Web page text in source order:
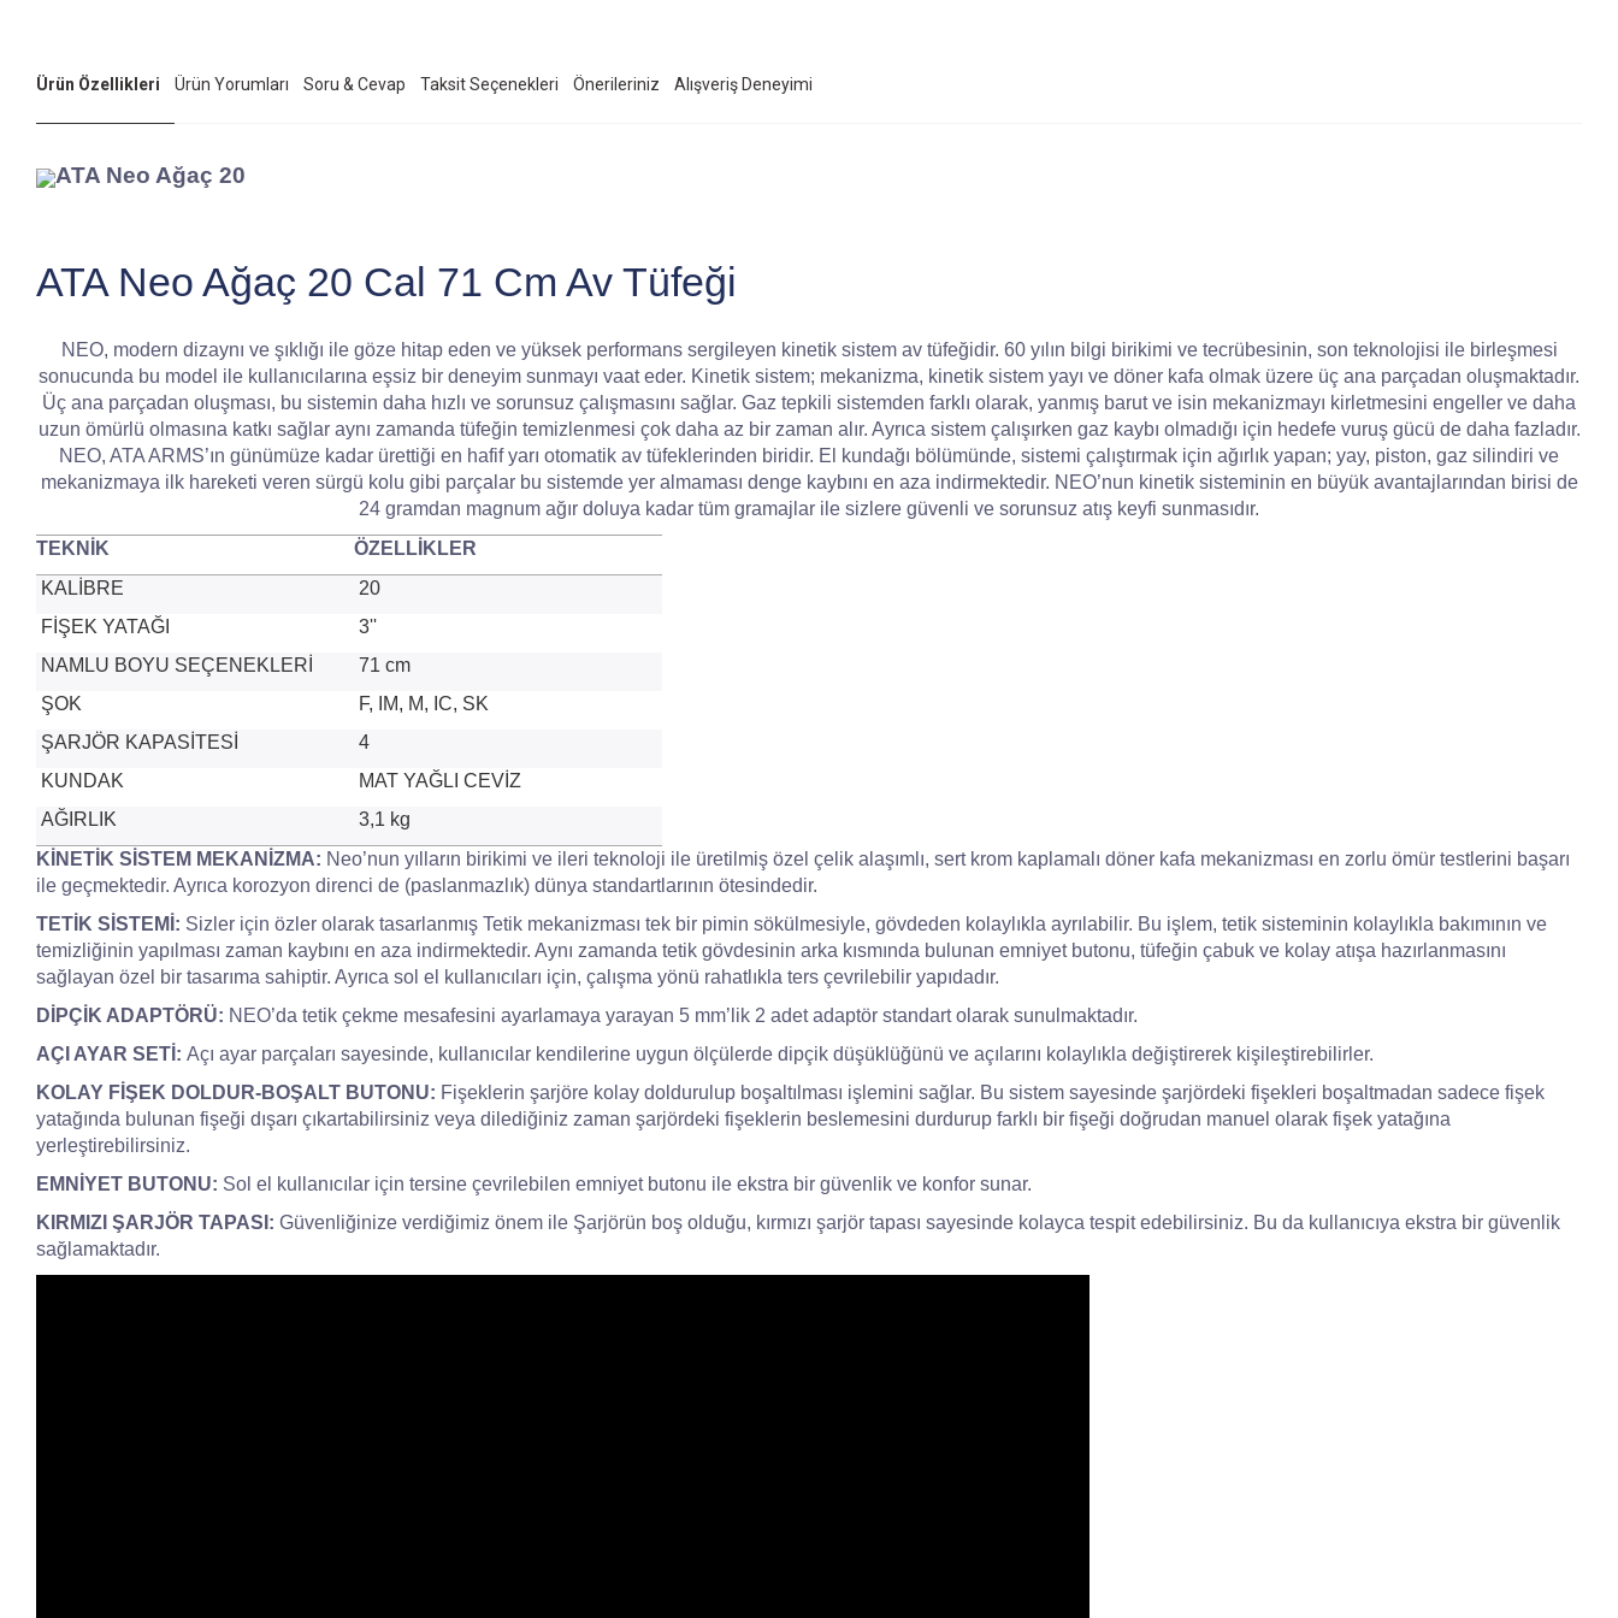
Ürün Özellikleri Ürün Yorumları Soru & Cevap Taksit Seçenekleri Önerileriniz Alışveriş Deneyimi
ATA Neo Ağaç 20
ATA Neo Ağaç 20 Cal 71 Cm Av Tüfeği
NEO, modern dizaynı ve şıklığı ile göze hitap eden ve yüksek performans sergileyen kinetik sistem av tüfeğidir. 60 yılın bilgi birikimi ve tecrübesinin, son teknolojisi ile birleşmesi
sonucunda bu model ile kullanıcılarına eşsiz bir deneyim sunmayı vaat eder. Kinetik sistem; mekanizma, kinetik sistem yayı ve döner kafa olmak üzere üç ana parçadan oluşmaktadır.
Üç ana parçadan oluşması, bu sistemin daha hızlı ve sorunsuz çalışmasını sağlar. Gaz tepkili sistemden farklı olarak, yanmış barut ve isin mekanizmayı kirletmesini engeller ve daha
uzun ömürlü olmasına katkı sağlar aynı zamanda tüfeğin temizlenmesi çok daha az bir zaman alır. Ayrıca sistem çalışırken gaz kaybı olmadığı için hedefe vuruş gücü de daha fazladır.
NEO, ATA ARMS’ın günümüze kadar ürettiği en hafif yarı otomatik av tüfeklerinden biridir. El kundağı bölümünde, sistemi çalıştırmak için ağırlık yapan; yay, piston, gaz silindiri ve
mekanizmaya ilk hareketi veren sürgü kolu gibi parçalar bu sistemde yer almaması denge kaybını en aza indirmektedir. NEO’nun kinetik sisteminin en büyük avantajlarından birisi de
24 gramdan magnum ağır doluya kadar tüm gramajlar ile sizlere güvenli ve sorunsuz atış keyfi sunmasıdır.
TEKNİK
ÖZELLİKLER
KALİBRE
20
FİŞEK YATAĞI
3''
NAMLU BOYU SEÇENEKLERİ
71 cm
ŞOK
F, IM, M, IC, SK
ŞARJÖR KAPASİTESİ
4
KUNDAK
MAT YAĞLI CEVİZ
AĞIRLIK
3,1 kg
KİNETİK SİSTEM MEKANİZMA: Neo’nun yılların birikimi ve ileri teknoloji ile üretilmiş özel çelik alaşımlı, sert krom kaplamalı döner kafa mekanizması en zorlu ömür testlerini başarı
ile geçmektedir. Ayrıca korozyon direnci de (paslanmazlık) dünya standartlarının ötesindedir.
TETİK SİSTEMİ: Sizler için özler olarak tasarlanmış Tetik mekanizması tek bir pimin sökülmesiyle, gövdeden kolaylıkla ayrılabilir. Bu işlem, tetik sisteminin kolaylıkla bakımının ve
temizliğinin yapılması zaman kaybını en aza indirmektedir. Aynı zamanda tetik gövdesinin arka kısmında bulunan emniyet butonu, tüfeğin çabuk ve kolay atışa hazırlanmasını
sağlayan özel bir tasarıma sahiptir. Ayrıca sol el kullanıcıları için, çalışma yönü rahatlıkla ters çevrilebilir yapıdadır.
DİPÇİK ADAPTÖRÜ: NEO’da tetik çekme mesafesini ayarlamaya yarayan 5 mm’lik 2 adet adaptör standart olarak sunulmaktadır.
AÇI AYAR SETİ: Açı ayar parçaları sayesinde, kullanıcılar kendilerine uygun ölçülerde dipçik düşüklüğünü ve açılarını kolaylıkla değiştirerek kişileştirebilirler.
KOLAY FİŞEK DOLDUR-BOŞALT BUTONU: Fişeklerin şarjöre kolay doldurulup boşaltılması işlemini sağlar. Bu sistem sayesinde şarjördeki fişekleri boşaltmadan sadece fişek
yatağında bulunan fişeği dışarı çıkartabilirsiniz veya dilediğiniz zaman şarjördeki fişeklerin beslemesini durdurup farklı bir fişeği doğrudan manuel olarak fişek yatağına
yerleştirebilirsiniz.
EMNİYET BUTONU: Sol el kullanıcılar için tersine çevrilebilen emniyet butonu ile ekstra bir güvenlik ve konfor sunar.
KIRMIZI ŞARJÖR TAPASI: Güvenliğinize verdiğimiz önem ile Şarjörün boş olduğu, kırmızı şarjör tapası sayesinde kolayca tespit edebilirsiniz. Bu da kullanıcıya ekstra bir güvenlik
sağlamaktadır.